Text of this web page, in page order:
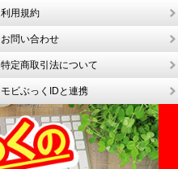
利用規約
お問い合わせ
特定商取引法について
モビぶっくIDと連携